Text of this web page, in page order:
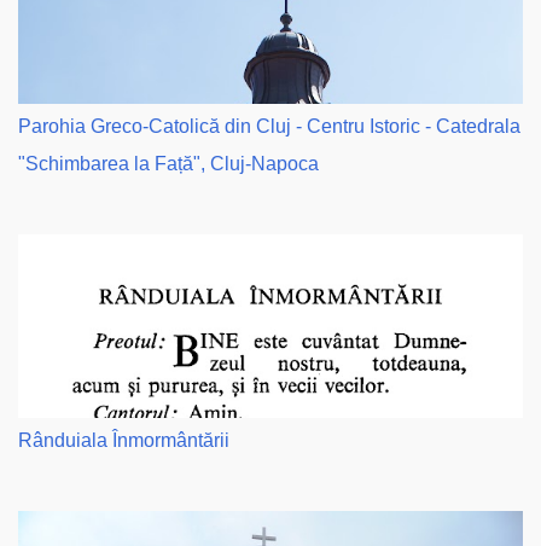
Parohia Greco-Catolică din Cluj - Centru Istoric - Catedrala
"Schimbarea la Față", Cluj-Napoca
Rânduiala Înmormântării